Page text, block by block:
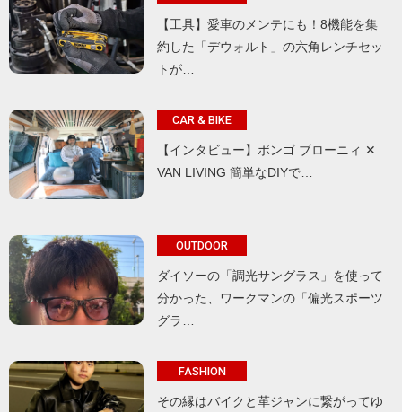
【工具】愛車のメンテにも！8機能を集
約した「デウォルト」の六角レンチセッ
トが…
CAR & BIKE
【インタビュー】ボンゴ ブローニィ ✕
VAN LIVING 簡単なDIYで…
OUTDOOR
ダイソーの「調光サングラス」を使って
分かった、ワークマンの「偏光スポーツ
グラ…
FASHION
その縁はバイクと革ジャンに繋がってゆ